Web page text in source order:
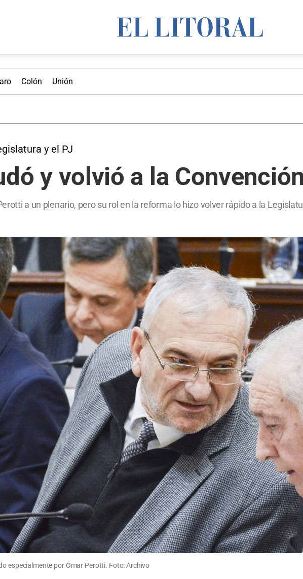
Colón Unión
y el PJ
y volvió a la
a un plenario, pero su rol en la reforma lo hizo volver rápido a la
especialmente por Omar Perotti. Foto: Archivo